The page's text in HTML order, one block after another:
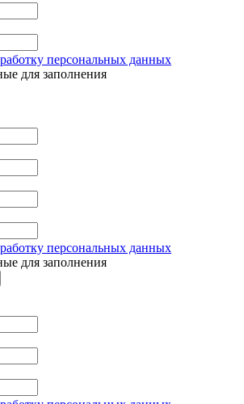
персональных данных
для заполнения
персональных данных
для заполнения